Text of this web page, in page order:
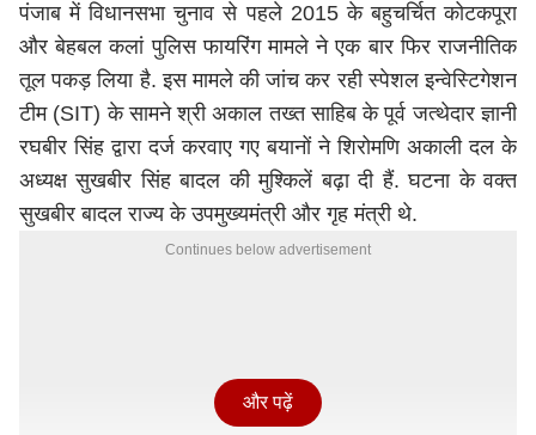
पंजाब में विधानसभा चुनाव से पहले 2015 के बहुचर्चित कोटकपूरा
और बेहबल कलां पुलिस फायरिंग मामले ने एक बार फिर राजनीतिक
तूल पकड़ लिया है. इस मामले की जांच कर रही स्पेशल इन्वेस्टिगेशन
टीम (SIT) के सामने श्री अकाल तख्त साहिब के पूर्व जत्थेदार ज्ञानी
रघबीर सिंह द्वारा दर्ज करवाए गए बयानों ने शिरोमणि अकाली दल के
अध्यक्ष सुखबीर सिंह बादल की मुश्किलें बढ़ा दी हैं. घटना के वक्त
सुखबीर बादल राज्य के उपमुख्यमंत्री और गृह मंत्री थे.
Continues below advertisement
और पढ़ें